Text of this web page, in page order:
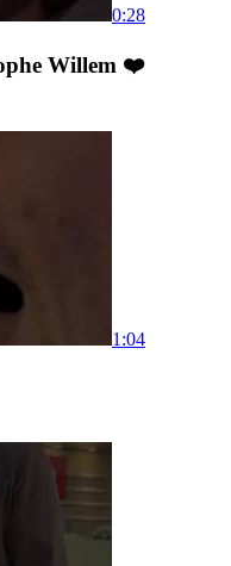
0:28
Willem ❤️
1:04